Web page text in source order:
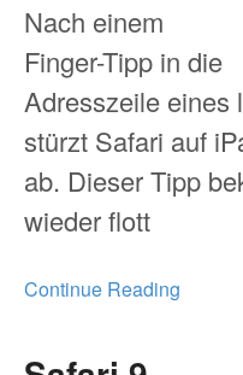
Nach einem
Finger-Tipp in die
Adresszeile eines
stürzt Safari auf
ab. Dieser Tipp
wieder flott
Continue Reading